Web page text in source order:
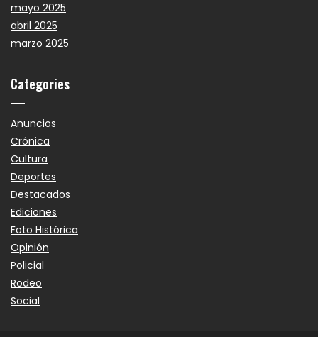
mayo 2025
abril 2025
marzo 2025
Categories
Anuncios
Crónica
Cultura
Deportes
Destacados
Ediciones
Foto Histórica
Opinión
Policial
Rodeo
Social